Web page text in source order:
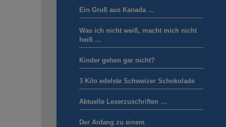
Ein Gruß aus Kanada …
Was ich nicht weiß, macht mich nicht
heiß …
Kinder gehen gar nicht?
3 Kilo edelste Schweizer Schokolade
Aktuelle Leserzuschriften …
Der Anfang zu einem